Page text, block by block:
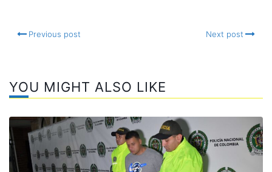
Previous post Next post
YOU MIGHT ALSO LIKE